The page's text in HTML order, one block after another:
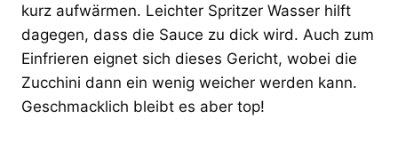
kurz aufwärmen. Leichter Spritzer Wasser hilft
dagegen, dass die Sauce zu dick wird. Auch zum
Einfrieren eignet sich dieses Gericht, wobei die
Zucchini dann ein wenig weicher werden kann.
Geschmacklich bleibt es aber top!